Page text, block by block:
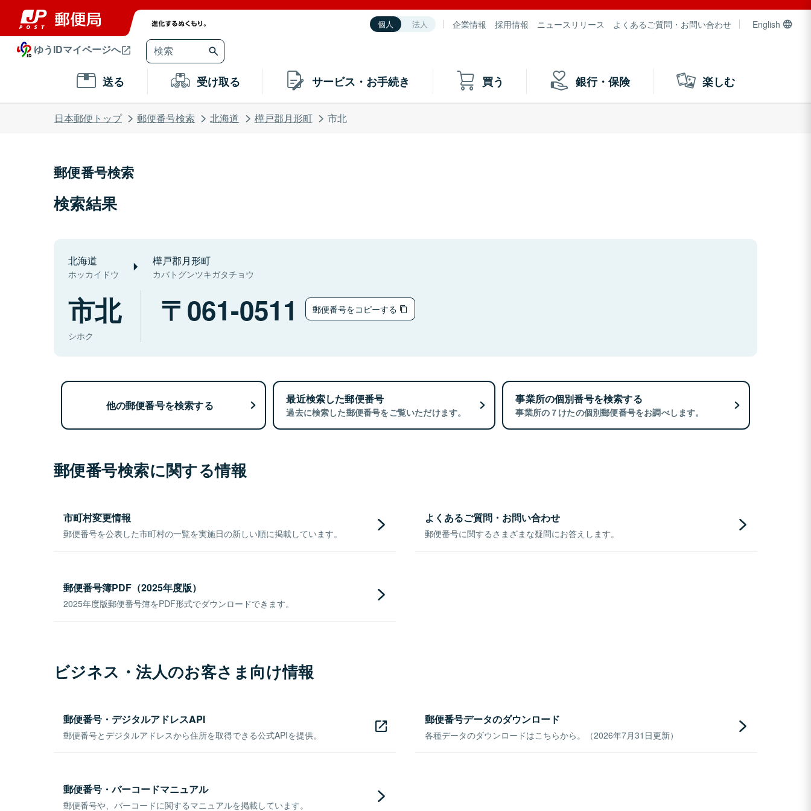
個人 法人 企業情報 採用情報 ニュースリリース よくあるご質問・お問い合わせ English
ゆうIDマイページへ
送る 受け取る サービス・お手続き 買う 銀行・保険 楽しむ
日本郵便トップ 郵便番号検索 北海道 樺戸郡月形町 市北
郵便番号検索
検索結果
北海道
ホッカイドウ
樺戸郡月形町
カバトグンツキガタチョウ
市北
シホク
061-0511 郵便番号をコピーする
他の郵便番号を検索する 最近検索した郵便番号
過去に検索した郵便番号をご覧いただけます。
事業所の個別番号を検索する
事業所の７けたの個別郵便番号をお調べします。
郵便番号検索に関する情報
市町村変更情報
郵便番号を公表した市町村の一覧を実施日の新しい順に掲載しています。
よくあるご質問・お問い合わせ
郵便番号に関するさまざまな疑問にお答えします。
郵便番号簿PDF（2025年度版）
2025年度版郵便番号簿をPDF形式でダウンロードできます。
ビジネス・法人のお客さま向け情報
郵便番号・デジタルアドレスAPI
郵便番号とデジタルアドレスから住所を取得できる公式APIを提供。
郵便番号データのダウンロード
各種データのダウンロードはこちらから。（2026年7月31日更新）
郵便番号・バーコードマニュアル
郵便番号や、バーコードに関するマニュアルを掲載しています。